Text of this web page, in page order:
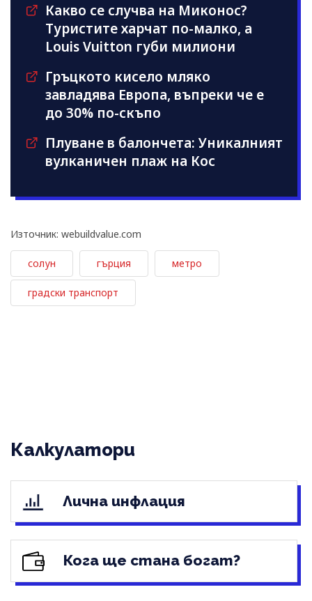
Какво се случва на Миконос?
Туристите харчат по-малко, а
Louis Vuitton губи милиони
Гръцкото кисело мляко
завладява Европа, въпреки че е
до 30% по-скъпо
Плуване в балончета: Уникалният
вулканичен плаж на Кос
Източник: webuildvalue.com
солун гърция метро
градски транспорт
Калкулатори
Лична инфлация
Кога ще стана богат?